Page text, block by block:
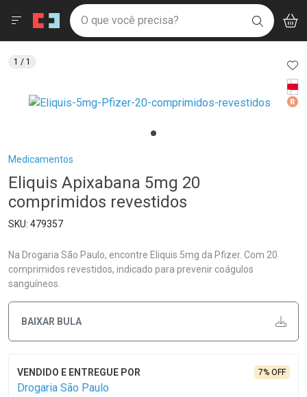
Drogaria São Paulo
Ir direto para a home
pela página
Ir direto para o conteúdo
Ir direto para a busca
Ir direto para a conta
Ir direto para a notificações
Ir direto para o carrinho
Faça a sua busca
O que você precisa? BUSCAR
Menu
Breadcrumb
Medicamentos
Eliquis Apixabana 5mg 20
comprimidos revestidos
479357
Na Drogaria São Paulo, encontre Eliquis 5mg da Pfizer. Com 20
comprimidos revestidos, indicado para prevenir coágulos
sanguíneos.
BAIXAR BULA
Drogaria São Paulo
7% OFF
1 / 1